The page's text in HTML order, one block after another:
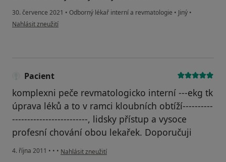
30. července 2021 • Odborný lékař interní a revmatologie • Jiný •
podle názoru uživatele Ladislav Kubáč
Nahlásit zneužití
Pacient
komplexni peče revmatologicko interní ---ekg tk
úprava léků a to v ramci kloubních obtíží----------
-------------------------, lidsky přístup a vysoce
profesní chování obou lekařek. Doporučuji
4. října 2011 • • • podle názoru uživatele Pacient
Nahlásit zneužití